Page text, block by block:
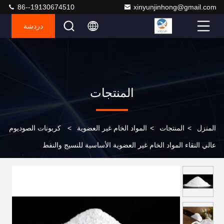
xinyunjinhong@gmail.com
86--19130674510
دردشة
المنتجات
المنزل > المنتجات > المواد الخام غير العضوية > كربونات الصوديوم
عالي النقاء المواد الخام غير العضوية الأساسية للنسيج والنفط